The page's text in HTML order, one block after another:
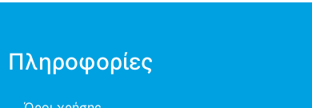
Πληροφορίες